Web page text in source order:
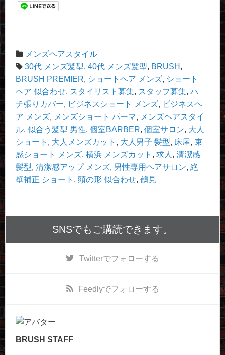
メンズヘアスタイル
30代 メンズ髪型, 40代 メンズ髪型, BRUSH ,
BRUSH PREMIER, ショートヘア メンズ, ショート
ヘア 似合わせ, スタイリスト募集, スタッフ募集, ハ
チ張りカバー, ビジネスショート メンズ, ビジネスヘ
ア メンズ, メンズショート パーマ, メンズヘアスタイ
ル, 似合う髪型 男性, 個室BARBER, 個室サロン, 大人
ショート , 大人メンズカット , 大人男子 髪型, 床屋, 束
感ショート メンズ, 横浜 メンズカット , 求人 , 清潔感
髪型, 清潔感アップ メンズ, 男性専用ヘアサロン, 絶
壁補正 ショート , 頭の形 似合わせ, 鶴見
SNSでもご購読できます。
Twitterでフォローする
Feedlyでフォローする
BRUSH STAFF